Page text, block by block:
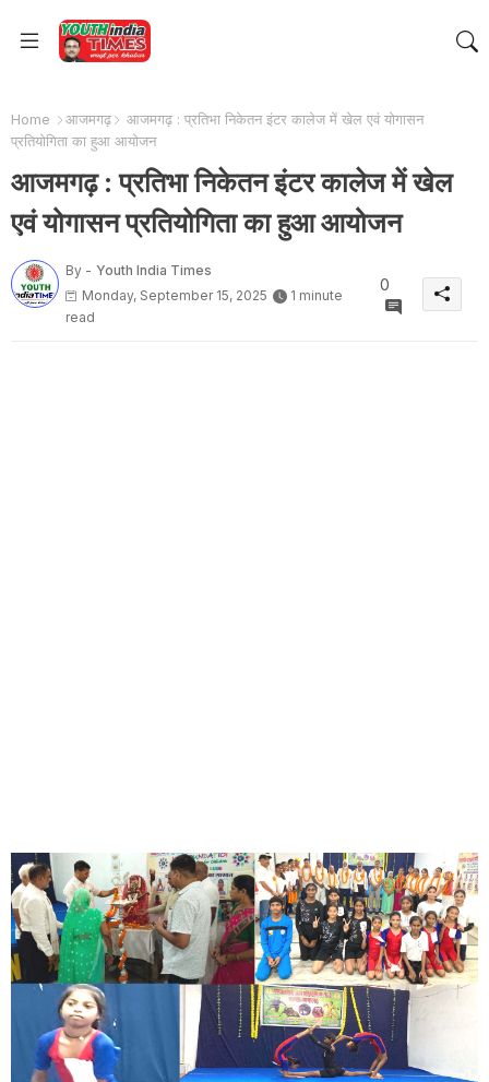
Home आजमगढ़
आजमगढ़ : प्रतिभा निकेतन इंटर कालेज में खेल एवं योगासन
प्रतियोगिता का हुआ आयोजन
आजमगढ़ : प्रतिभा निकेतन इंटर कालेज में खेल
एवं योगासन प्रतियोगिता का हुआ आयोजन
By - Youth India Times
Monday, September 15, 2025
1 minute
read
0